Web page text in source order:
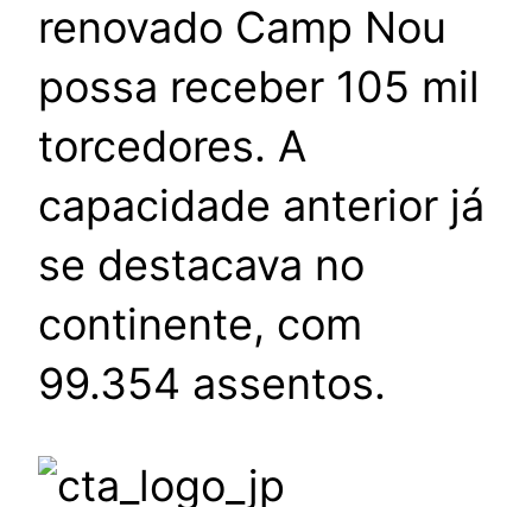
renovado Camp Nou
possa receber 105 mil
torcedores. A
capacidade anterior já
se destacava no
continente, com
99.354 assentos.